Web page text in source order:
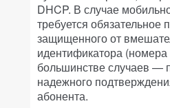
DHCP. В случае
требуется обязательное
защищенного от
идентификатора (номера
большинстве случаев —
надежного
абонента.